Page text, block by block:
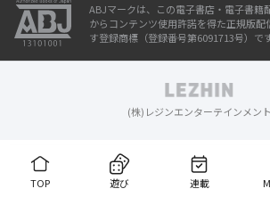
TOP 遊び 連載
ABJマークは、この電子書店・電子書籍
からコンテンツ使用許諾を得た正規版
す登録商標（登録番号第6091713号）です
(株)レジンエンターテインメント